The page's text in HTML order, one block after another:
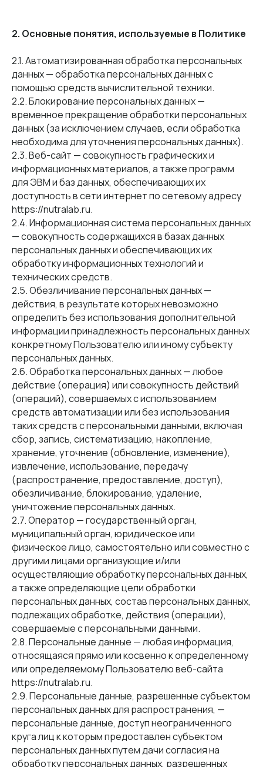
2. Основные понятия, используемые в Политике
2.1. Автоматизированная обработка персональных
данных — обработка персональных данных с
помощью средств вычислительной техники.
2.2. Блокирование персональных данных —
временное прекращение обработки персональных
данных (за исключением случаев, если обработка
необходима для уточнения персональных данных).
2.3. Веб-сайт — совокупность графических и
информационных материалов, а также программ
для ЭВМ и баз данных, обеспечивающих их
доступность в сети интернет по сетевому адресу
https://nutralab.ru.
2.4. Информационная система персональных данных
— совокупность содержащихся в базах данных
персональных данных и обеспечивающих их
обработку информационных технологий и
технических средств.
2.5. Обезличивание персональных данных —
действия, в результате которых невозможно
определить без использования дополнительной
информации принадлежность персональных данных
конкретному Пользователю или иному субъекту
персональных данных.
2.6. Обработка персональных данных — любое
действие (операция) или совокупность действий
(операций), совершаемых с использованием
средств автоматизации или без использования
таких средств с персональными данными, включая
сбор, запись, систематизацию, накопление,
хранение, уточнение (обновление, изменение),
извлечение, использование, передачу
(распространение, предоставление, доступ),
обезличивание, блокирование, удаление,
уничтожение персональных данных.
2.7. Оператор — государственный орган,
муниципальный орган, юридическое или
физическое лицо, самостоятельно или совместно с
другими лицами организующие и/или
осуществляющие обработку персональных данных,
а также определяющие цели обработки
персональных данных, состав персональных данных,
подлежащих обработке, действия (операции),
совершаемые с персональными данными.
2.8. Персональные данные — любая информация,
относящаяся прямо или косвенно к определенному
или определяемому Пользователю веб-сайта
https://nutralab.ru.
2.9. Персональные данные, разрешенные субъектом
персональных данных для распространения, —
персональные данные, доступ неограниченного
круга лиц к которым предоставлен субъектом
персональных данных путем дачи согласия на
обработку персональных данных, разрешенных